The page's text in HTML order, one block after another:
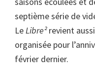
septième série de
LeLibre²revient
organisée pour
février dernier.